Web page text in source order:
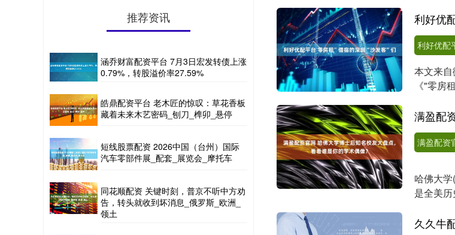
利好优
利好优配
本文来
《"零房
满盈配资
哈佛大
是全美
久久牛
推荐资讯
涵乔财富配资平台 7月3日宏发转债上涨
0.79%，转股溢价率27.59%
皓鼎配资平台 老木匠的惊叹：草花香板
藏着未来木艺密码_刨刀_榫卯_悬停
短线股票配资 2026中国（台州）国际
汽车零部件展_配套_展览会_摩托车
同花顺配资 关键时刻，普京不听中方劝
告，转头就收到坏消息_俄罗斯_欧洲_
领土